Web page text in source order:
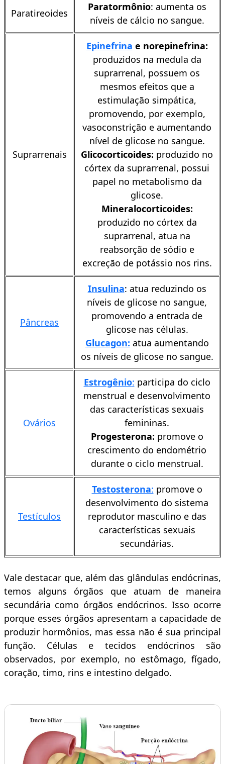
Paratireoides
Paratormônio: aumenta os
níveis de cálcio no sangue.
Suprarrenais
Epinefrina e norepinefrina:
produzidos na medula da
suprarrenal, possuem os
mesmos efeitos que a
estimulação simpática,
promovendo, por exemplo,
vasoconstrição e aumentando
nível de glicose no sangue.
Glicocorticoides: produzido no
córtex da suprarrenal, possui
papel no metabolismo da
glicose.
Mineralocorticoides:
produzido no córtex da
suprarrenal, atua na
reabsorção de sódio e
excreção de potássio nos rins.
Pâncreas
Insulina: atua reduzindo os
níveis de glicose no sangue,
promovendo a entrada de
glicose nas células.
Glucagon: atua aumentando
os níveis de glicose no sangue.
Ovários
Estrogênio: participa do ciclo
menstrual e desenvolvimento
das características sexuais
femininas.
Progesterona: promove o
crescimento do endométrio
durante o ciclo menstrual.
Testículos
Testosterona: promove o
desenvolvimento do sistema
reprodutor masculino e das
características sexuais
secundárias.
Vale destacar que, além das glândulas endócrinas,
temos alguns órgãos que atuam de maneira
secundária como órgãos endócrinos. Isso ocorre
porque esses órgãos apresentam a capacidade de
produzir hormônios, mas essa não é sua principal
função. Células e tecidos endócrinos são
observados, por exemplo, no estômago, fígado,
coração, timo, rins e intestino delgado.